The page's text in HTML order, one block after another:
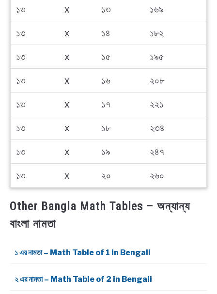
১৩
x ১৩
১৬৯
১৩
x ১৪
১৮২
১৩
x ১৫
১৯৫
১৩
x ১৬
২০৮
১৩
x ১৭
২২১
১৩
x ১৮
২৩৪
১৩
x ১৯
২৪৭
১৩
x ২০ ২৬০
Other Bangla Math Tables – অন্যান্য
বাংলা নামতা
১ এর নামতা – Math Table of 1 in Bengali
২ এর নামতা – Math Table of 2 in Bengali